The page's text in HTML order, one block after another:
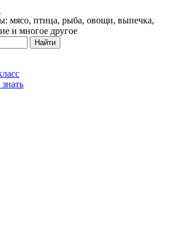
мясо, птица, рыба, овощи, выпечка,
и многое другое